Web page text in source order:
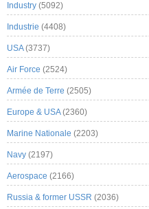
Industry (5092)
Industrie (4408)
USA(3737)
Air Force (2524)
Armée de Terre (2505)
Europe & USA(2360)
Marine Nationale (2203)
Navy (2197)
Aerospace (2166)
Russia & former USSR (2036)